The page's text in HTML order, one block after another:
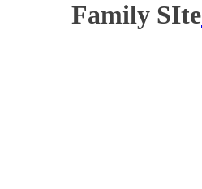
Family SIte